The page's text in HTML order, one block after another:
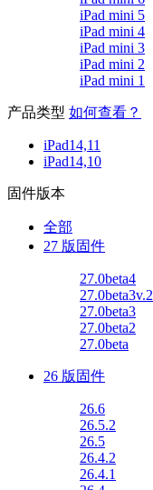
iPad mini 5
iPad mini 4
iPad mini 3
iPad mini 2
iPad mini 1
产品类型 如何查看？
iPad14,11
iPad14,10
固件版本
全部
27 版固件
27.0beta4
27.0beta3v.2
27.0beta3
27.0beta2
27.0beta
26 版固件
26.6
26.5.2
26.5
26.4.2
26.4.1